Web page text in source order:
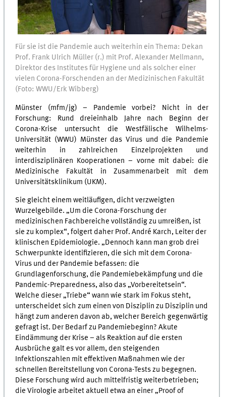
Für sie ist die Pandemie auch weiterhin ein Thema: Dekan
Prof. Frank Ulrich Müller (r.) mit Prof. Alexander Mellmann,
Direktor des Institutes für Hygiene und als solcher einer
vielen Corona-Forschenden an der Medizinischen Fakultät
(Foto: WWU/Erk Wibberg)
Münster (mfm/jg) – Pandemie vorbei? Nicht in der
Forschung: Rund dreieinhalb Jahre nach Beginn der
Corona-Krise untersucht die Westfälische Wilhelms-
Universität (WWU) Münster das Virus und die Pandemie
weiterhin in zahlreichen Einzelprojekten und
interdisziplinären Kooperationen – vorne mit dabei: die
Medizinische Fakultät in Zusammenarbeit mit dem
Universitätsklinikum (UKM).
Sie gleicht einem weitläufigen, dicht verzweigten
Wurzelgebilde. „Um die Corona-Forschung der
medizinischen Fachbereiche vollständig zu umreißen, ist
sie zu komplex“, folgert daher Prof. André Karch, Leiter der
klinischen Epidemiologie. „Dennoch kann man grob drei
Schwerpunkte identifizieren, die sich mit dem Corona-
Virus und der Pandemie befassen: die
Grundlagenforschung, die Pandemiebekämpfung und die
Pandemic-Preparedness, also das „Vorbereitetsein“.
Welche dieser „Triebe“ wann wie stark im Fokus steht,
unterscheidet sich zum einen von Disziplin zu Disziplin und
hängt zum anderen davon ab, welcher Bereich gegenwärtig
gefragt ist. Der Bedarf zu Pandemiebeginn? Akute
Eindämmung der Krise – als Reaktion auf die ersten
Ausbrüche galt es vor allem, den steigenden
Infektionszahlen mit effektiven Maßnahmen wie der
schnellen Bereitstellung von Corona-Tests zu begegnen.
Diese Forschung wird auch mittelfristig weiterbetrieben;
die Virologie arbeitet aktuell etwa an einer „Proof of